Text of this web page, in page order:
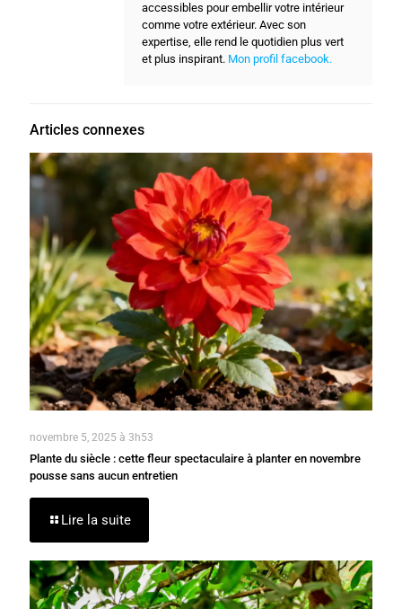
accessibles pour embellir votre intérieur
comme votre extérieur. Avec son
expertise, elle rend le quotidien plus vert
et plus inspirant. Mon profil facebook.
Articles connexes
novembre 5, 2025 à 3h53
Plante du siècle : cette fleur spectaculaire à planter en novembre
pousse sans aucun entretien
Lire la suite